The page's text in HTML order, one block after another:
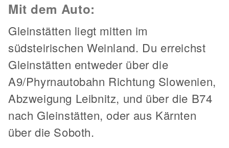
Mit dem Auto:
Gleinstätten liegt mitten im
südsteirischen Weinland. Du erreichst
Gleinstätten entweder über die
A9/Phyrnautobahn Richtung Slowenien,
Abzweigung Leibnitz, und über die B74
nach Gleinstätten, oder aus Kärnten
über die Soboth.